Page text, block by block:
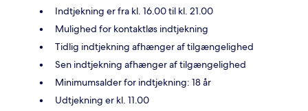
Indtjekning er fra kl. 16.00 til kl. 21.00
Mulighed for kontaktløs indtjekning
Tidlig indtjekning afhænger af tilgængelighed
Sen indtjekning afhænger af tilgængelighed
Minimumsalder for indtjekning: 18 år
Udtjekning er kl. 11.00